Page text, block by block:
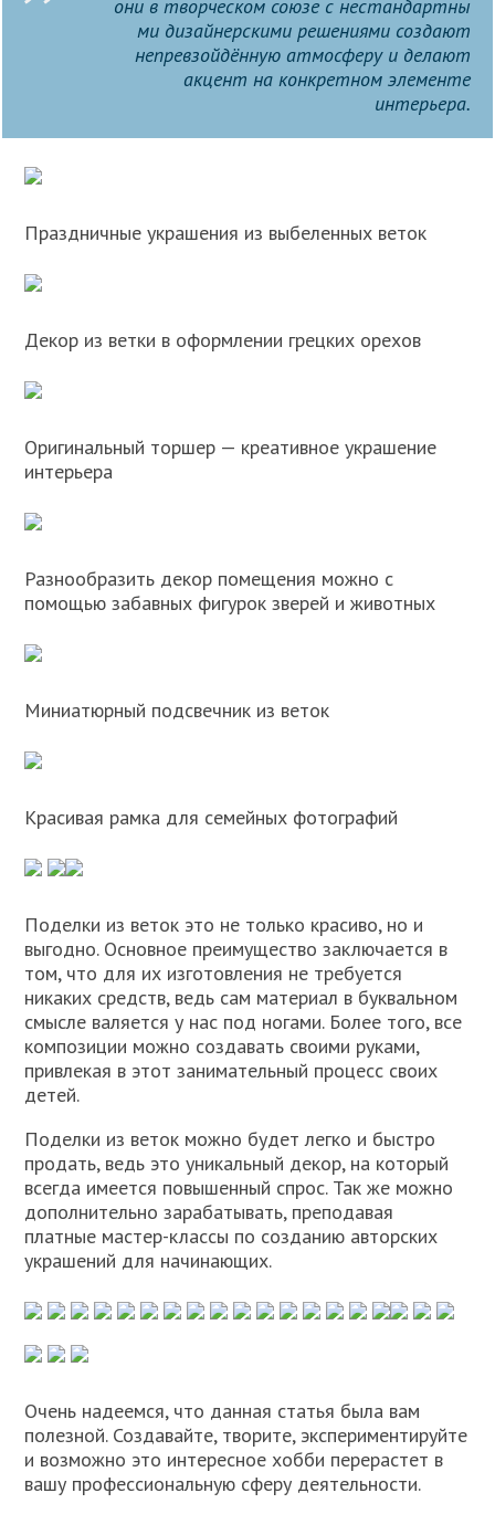
они в творческом союзе с нестандартны
ми дизайнерскими решениями создают
непревзойдённую атмосферу и делают
акцент на конкретном элементе
интерьера.
Праздничные украшения из выбеленных веток
Декор из ветки в оформлении грецких орехов
Оригинальный торшер — креативное украшение
интерьера
Разнообразить декор помещения можно с
помощью забавных фигурок зверей и животных
Миниатюрный подсвечник из веток
Красивая рамка для семейных фотографий
Поделки из веток это не только красиво, но и
выгодно. Основное преимущество заключается в
том, что для их изготовления не требуется
никаких средств, ведь сам материал в буквальном
смысле валяется у нас под ногами. Более того, все
композиции можно создавать своими руками,
привлекая в этот занимательный процесс своих
детей.
Поделки из веток можно будет легко и быстро
продать, ведь это уникальный декор, на который
всегда имеется повышенный спрос. Так же можно
дополнительно зарабатывать, преподавая
платные мастер-классы по созданию авторских
украшений для начинающих.
Очень надеемся, что данная статья была вам
полезной. Создавайте, творите, экспериментируйте
и возможно это интересное хобби перерастет в
вашу профессиональную сферу деятельности.